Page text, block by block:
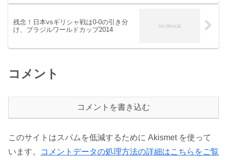
残念！日本vsギリシャ戦は0-0の引き分
け、ブラジルワールドカップ2014
コメント
コメントを書き込む
このサイトはスパムを低減するために Akismet を使って
います。
コメントデータの処理方法の詳細はこちらをご覧